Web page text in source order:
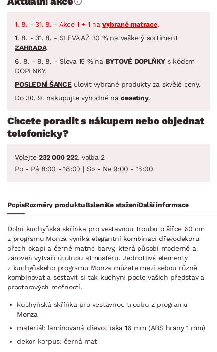
1. 8. - 31. 8. - Akce 1 + 1 navybrané matrace.
1. 8. - 31. 8. - SLEVA AŽ 30 % na veškerý sortiment
ZAHRADA.
6. 8. - 9. 8. - Sleva 15 % na BYTOVÉ DOPLŇKY s kódem
DOPLNKY.
POSLEDNÍ ŠANCEulovit vybrané produkty za skvělé ceny.
Do 30. 9. nakupujte výhodně nadesetiny.
Chcete poradit s nákupem nebo objednat
telefonicky?
Volejte 232 000 222, volba 2
Po - Pá 8:00 - 18:00 | So - Ne 9:00 - 16:00
PopisRozměry produktuBaleníKe staženíDalší informace
Dolní kuchyňská skříňka pro vestavnou troubu o šířce 60 cm
z programu Monza vyniká elegantní kombinací dřevodekoru
ořech okapi a černé matné barvy, která působí moderně a
zároveň vytváří útulnou atmosféru. Jednotlivé elementy
z kuchyňského programu Monza můžete mezi sebou různě
kombinovat a sestavit si tak kuchyni podle vašich představ a
prostorových možností.
kuchyňská skříňka pro vestavnou troubu z programu
Monza
materiál: laminovaná dřevotříska 16 mm (ABS hrany 1 mm)
dekor korpus: černá mat